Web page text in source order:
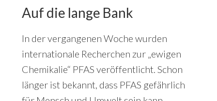
Auf die lange Bank
In der vergangenen Woche wurden
internationale Recherchen zur „ewigen
Chemikalie“ PFAS veröffentlicht. Schon
länger ist bekannt, dass PFAS gefährlich